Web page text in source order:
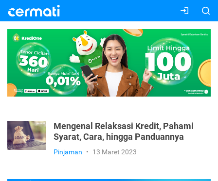
Mengenal Relaksasi Kredit, Pahami
Syarat, Cara, hingga Panduannya
Pinjaman • 13 Maret 2023